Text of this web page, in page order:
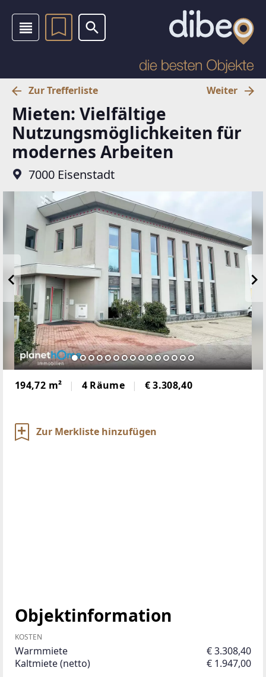
Zur Trefferliste Weiter
Mieten: Vielfältige
Nutzungsmöglichkeiten für
modernes Arbeiten
7000 Eisenstadt
194,72 m² 4 Räume € 3.308,40
Zur Merkliste hinzufügen
Objektinformation
KOSTEN
Warmmiete
€ 3.308,40
Kaltmiete (netto)
€ 1.947,00